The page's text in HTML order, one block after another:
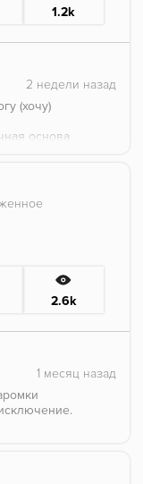
1.2k
(хочу)
основа
на
2.6k